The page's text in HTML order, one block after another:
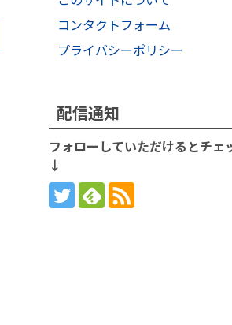
コンタクトフォーム
プライバシーポリシー
配信通知
フォローしていただけるとチェ
↓